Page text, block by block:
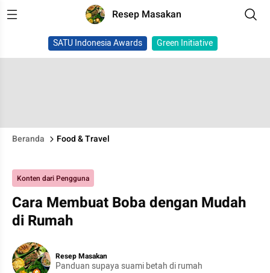
Resep Masakan
SATU Indonesia Awards Green Initiative
Beranda Food & Travel
Konten dari Pengguna
Cara Membuat Boba dengan Mudah
di Rumah
Resep Masakan
Panduan supaya suami betah di rumah